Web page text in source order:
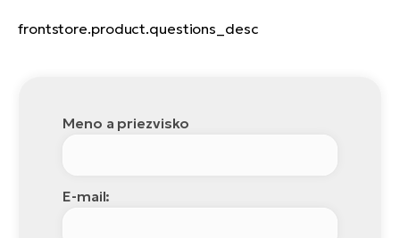
frontstore.product.questions_desc
Meno a priezvisko
E-mail: